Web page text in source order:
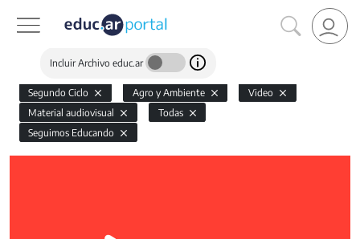
Incluir Archivo educ.ar
Segundo Ciclo Agro y Ambiente
Video
Material audiovisual
Todas
Seguimos Educando